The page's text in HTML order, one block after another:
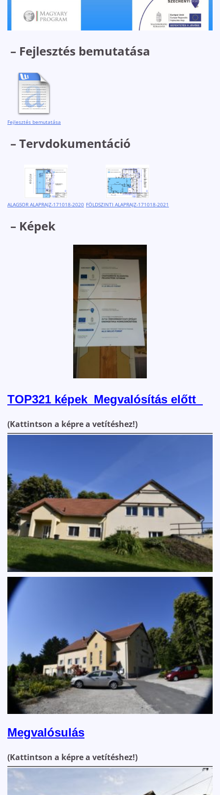
– Fejlesztés bemutatása
Fejlesztés bemutatása
– Tervdokumentáció
ALAGSOR ALAPRAJZ-171018-2020 FÖLDSZINTI ALAPRAJZ-171018-2021
– Képek
TOP321 képek_Megvalósítás előtt
(Kattintson a képre a vetítéshez!)
Megvalósulás
(Kattintson a képre a vetítéshez!)